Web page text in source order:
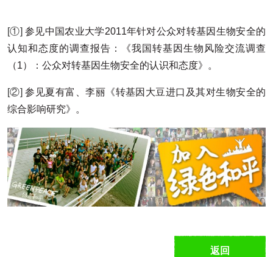
[①] 参见中国农业大学2011年针对公众对转基因生物安全的
认知和态度的调查报告：《我国转基因生物风险交流调查
（1）：公众对转基因生物安全的认识和态度》。
[②] 参见夏有富、李丽《转基因大豆进口及其对生物安全的
综合影响研究》。
返回